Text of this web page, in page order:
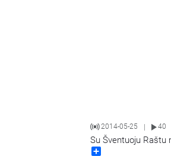
2014-05-25 40
Su Šventuoju Raštu